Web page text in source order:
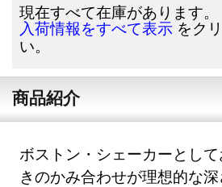
現在すべて在庫があります。
入荷情報をすべて表示 をク
い。
商品紹介
ボストン・シェーカーとし
きのかみ合わせが理想的な